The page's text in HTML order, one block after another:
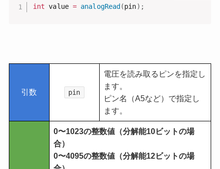
int value = analogRead (pin) ;
引数 pin
電圧を読み取るピンを指定し
ます。
ピン名（A5など）で指定し
ます。
0〜1023の整数値（分解能10ビットの場
合）
0〜4095の整数値（分解能12ビットの場